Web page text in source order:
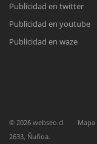
Nuestros ejecutivos le
Todos nuestros
Publicidad en twitter
Publicidad en youtube
Publicidad en waze
© 2026 webseo.cl Mapa
2633, Ñuñoa.